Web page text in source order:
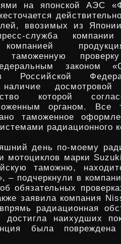
на японской АЭС
ввозимых из
служба
компанией
таможенную
законом
Российской
досмотровой
которой
органом. Все
таможенное
радиационного
день по-моему
мотоциклов марки
таможню,
– подчеркнули в
обязательных
заявила компания
радиационная
наихудших
была повреждена